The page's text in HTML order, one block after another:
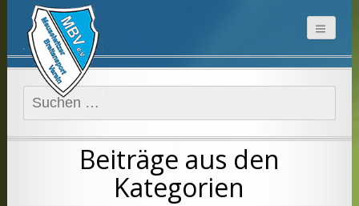
Suchen
nach:
Beiträge aus den
Kategorien